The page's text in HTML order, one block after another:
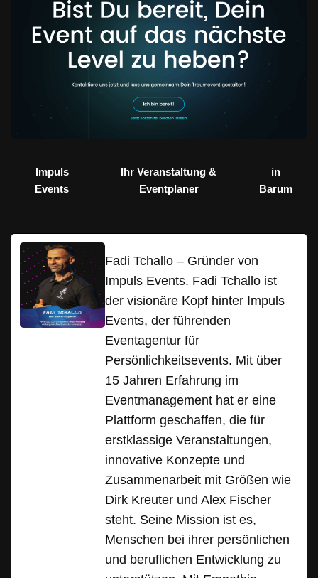
Impuls
Events
Ihr Veranstaltung &
Eventplaner
in
Barum
Fadi Tchallo – Gründer von
Impuls Events. Fadi Tchallo ist
der visionäre Kopf hinter Impuls
Events, der führenden
Eventagentur für
Persönlichkeitsevents. Mit über
15 Jahren Erfahrung im
Eventmanagement hat er eine
Plattform geschaffen, die für
erstklassige Veranstaltungen,
innovative Konzepte und
Zusammenarbeit mit Größen wie
Dirk Kreuter und Alex Fischer
steht. Seine Mission ist es,
Menschen bei ihrer persönlichen
und beruflichen Entwicklung zu